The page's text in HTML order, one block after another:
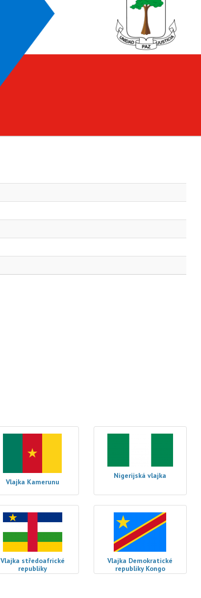
Vlajka Kamerunu
Nigerijská vlajka
Vlajka středoafrické
republiky
Vlajka Demokratické
republiky Kongo